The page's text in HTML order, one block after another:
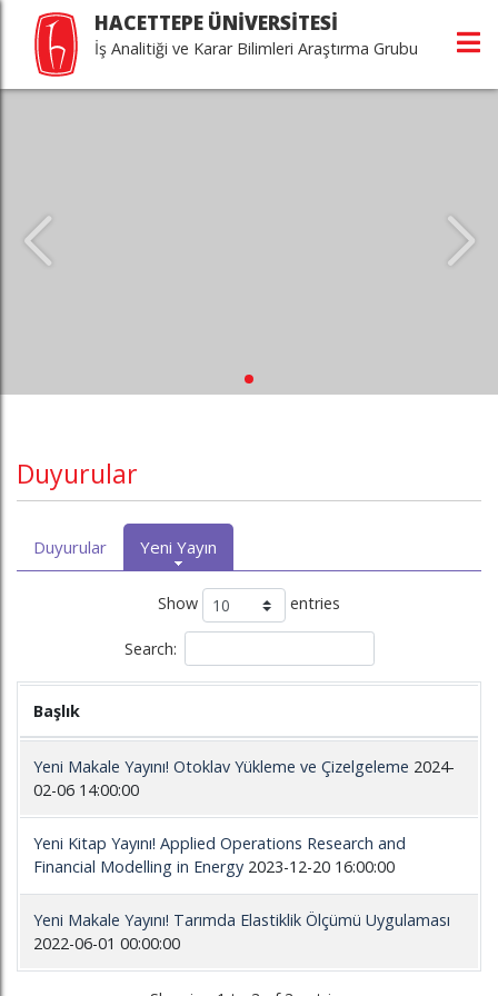
HACETTEPE ÜNİVERSİTESİ
İş Analitiği ve Karar Bilimleri Araştırma Grubu
Duyurular
Duyurular Yeni Yayın
Show entries
Search:
Başlık
Yeni Makale Yayını! Otoklav Yükleme ve Çizelgeleme 2024-
02-06 14:00:00
Yeni Kitap Yayını! Applied Operations Research and
Financial Modelling in Energy 2023-12-20 16:00:00
Yeni Makale Yayını! Tarımda Elastiklik Ölçümü Uygulaması
2022-06-01 00:00:00